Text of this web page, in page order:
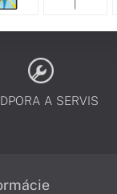
A SERVIS